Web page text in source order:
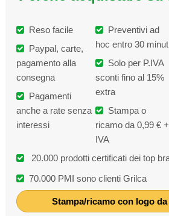
Reso facile
Paypal, carte,
pagamento alla
consegna
Pagamenti
anche a rate senza
interessi
Preventivi ad
hoc entro 30
Solo per P.IVA
sconti fino al 15%
extra
Stampa o
ricamo da 0,99 € +
IVA
20.000 prodotti certificati dei top
70.000 PMI sono clienti Grilca
Stampa/ricamo con logo da